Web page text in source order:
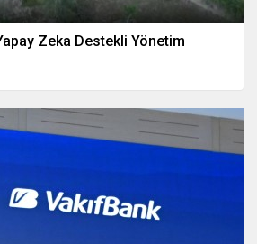
Zeka Destekli Yönetim